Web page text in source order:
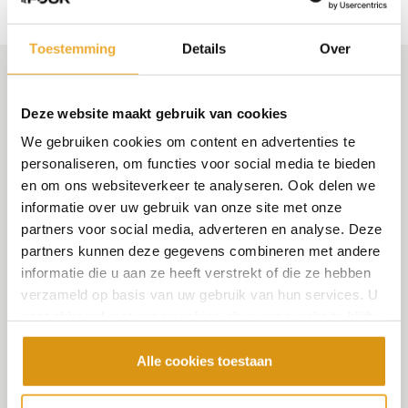
Toestemming Details Over
Deze website maakt gebruik van cookies
We gebruiken cookies om content en advertenties te
personaliseren, om functies voor social media te bieden
en om ons websiteverkeer te analyseren. Ook delen we
informatie over uw gebruik van onze site met onze
partners voor social media, adverteren en analyse. Deze
partners kunnen deze gegevens combineren met andere
informatie die u aan ze heeft verstrekt of die ze hebben
verzameld op basis van uw gebruik van hun services. U
gebruiken.
Alle cookies toestaan
Meer informatie over deze
keuken
De keuken is een centrale plek in huis waar dagelijks
wordt geleefd. Deze opstelling sluit daar goed op
aan met een ruim eiland en een praktische indeling.
De combinatie van brown steel en Blackwood geeft
de keuken een warme en moderne uitstraling. Door
elementen, zoals de plank in de nis, terug te laten
komen in het ontwerp ontstaat er één geheel.
Het keramieken werkblad in de kleur Striata is sterk,